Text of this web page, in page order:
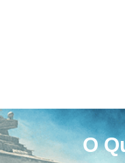
O